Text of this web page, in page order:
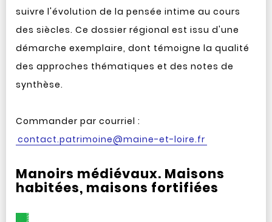
suivre l'évolution de la pensée intime au cours
des siècles. Ce dossier régional est issu d'une
démarche exemplaire, dont témoigne la qualité
des approches thématiques et des notes de
synthèse.
Commander par courriel :
contact.patrimoine@maine-et-loire.fr
Manoirs médiévaux. Maisons
habitées, maisons fortifiées